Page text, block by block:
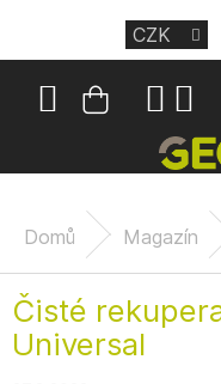
obsah
Nákupní
CZK
Domů Magazín
Čisté
Universal